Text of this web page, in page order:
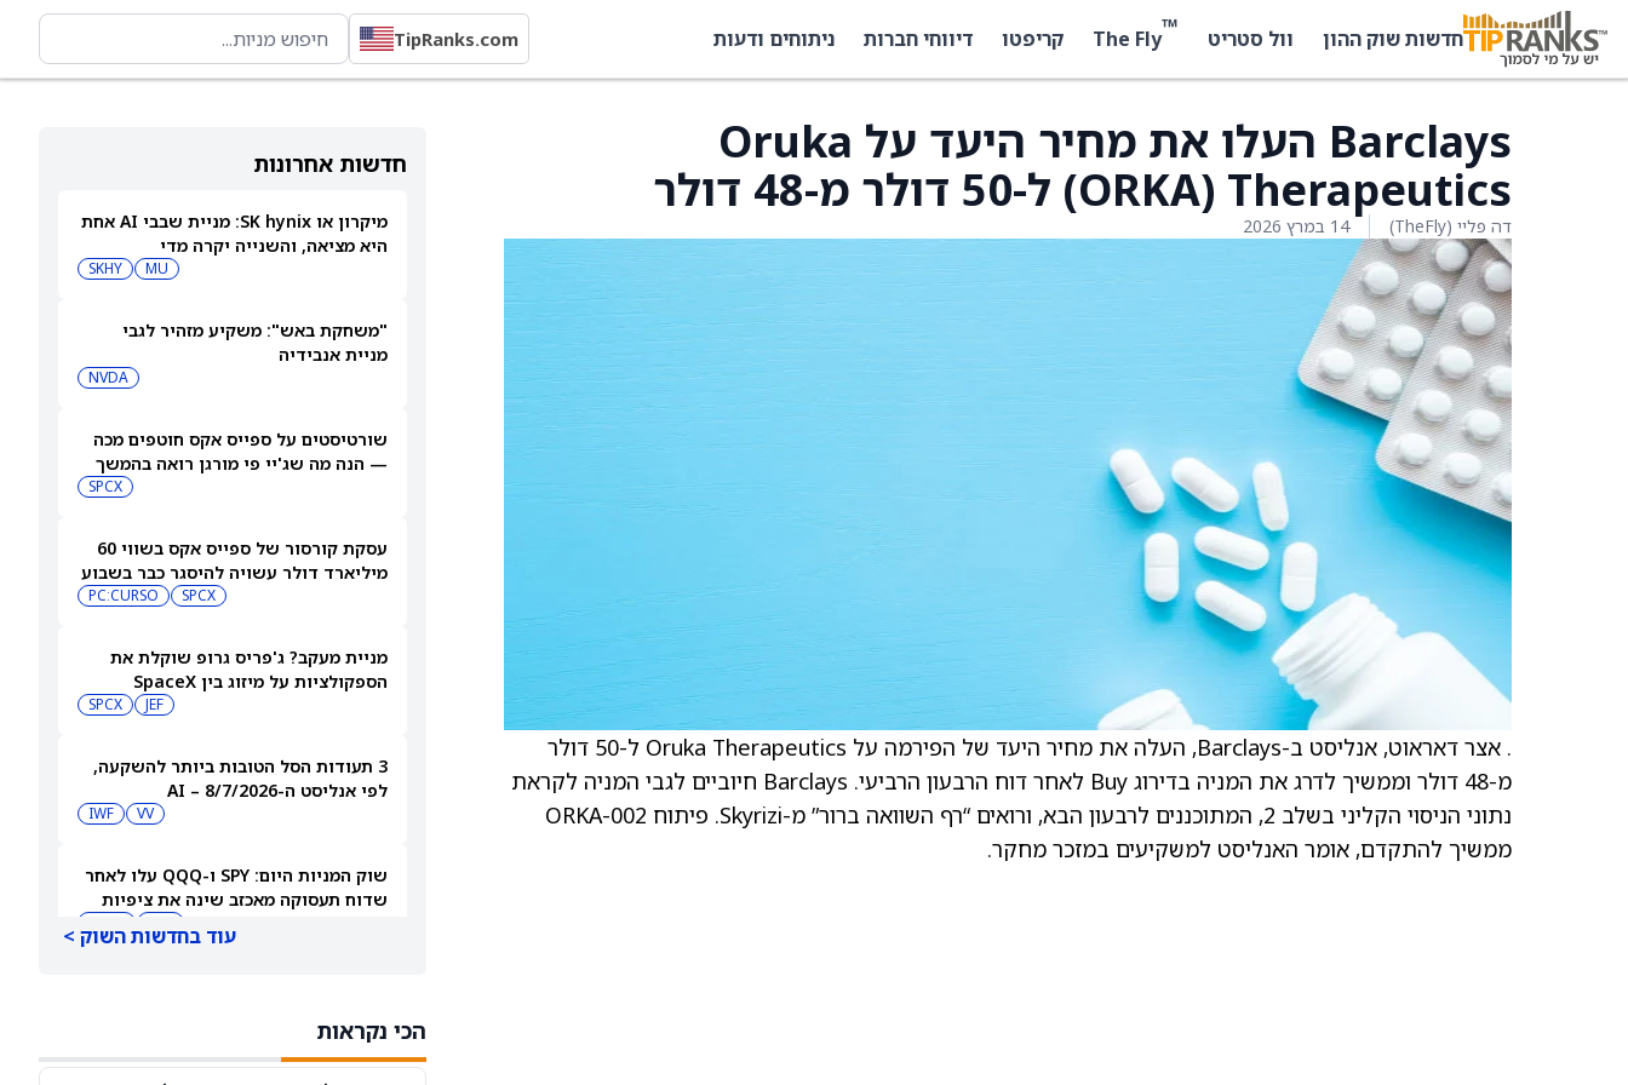
חדשות שוק ההון וול סטריט ™
The Fly קריפטו דיווחי חברות ניתוחים ודעות TipRanks.com
חדשות אחרונות
מיקרון או SK hynix: מניית שבבי AI אחת
היא מציאה, והשנייה יקרה מדי
MU
SKHY
"משחקת באש": משקיע מזהיר לגבי
מניית אנבידיה
NVDA
שורטיסטים על ספייס אקס חוטפים מכה
— הנה מה שג'יי פי מורגן רואה בהמשך
SPCX
עסקת קורסור של ספייס אקס בשווי 60
מיליארד דולר עשויה להיסגר כבר בשבוע
SPCX
PC:CURSO
מניית מעקב? ג'פריס גרופ שוקלת את
הספקולציות על מיזוג בין SpaceX
JEF
SPCX
3 תעודות הסל הטובות ביותר להשקעה,
לפי אנליסט ה-AI – 8/7/2026
VV
IWF
שוק המניות היום: SPY ו-QQQ עלו לאחר
שדוח תעסוקה מאכזב שינה את ציפיות
עוד בחדשות השוק >
הכי נקראות
Barclays העלו את מחיר היעד על Oruka
Therapeutics ‏(ORKA) ל-50 דולר מ-48 דולר
דה פליי (TheFly) 14 במרץ 2026
. אצר דאראוט, אנליסט ב-Barclays, העלה את מחיר היעד של הפירמה על Oruka Therapeutics ל-50 דולר
מ-48 דולר וממשיך לדרג את המניה בדירוג Buy לאחר דוח הרבעון הרביעי. Barclays חיוביים לגבי המניה לקראת
נתוני הניסוי הקליני בשלב 2, המתוכננים לרבעון הבא, ורואים “רף השוואה ברור” מ-Skyrizi. פיתוח ORKA-002
ממשיך להתקדם, אומר האנליסט למשקיעים במזכר מחקר.